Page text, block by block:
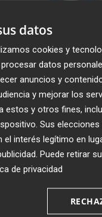
datos
cookies y
datos
anuncios y
y mejorar los
estos y otros fines,
Sus
el interés legítimo en
. Puede retirar
de privacidad